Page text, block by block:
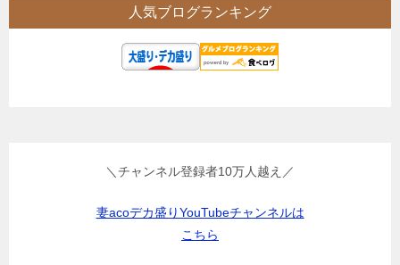
人気ブログランキング
＼チャンネル登録者10万人越え／
妻acoデカ盛りYouTubeチャンネルは
こちら